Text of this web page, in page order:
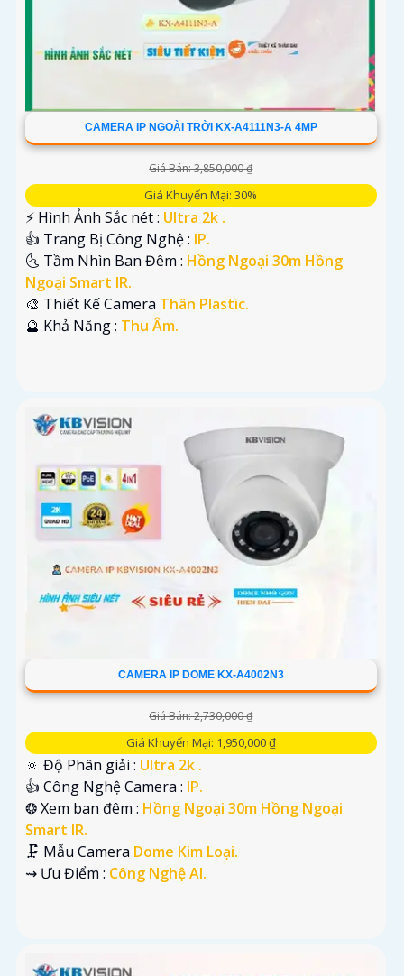
CAMERA IP NGOÀI TRỜI KX-A4111N3-A 4MP
Giá Bán: 3,850,000 ₫
Giá Khuyến Mại: 30%
️⚡ Hình Ảnh Sắc nét : Ultra 2k .
👍 Trang Bị Công Nghệ : IP.
🌜 Tầm Nhìn Ban Đêm : Hồng Ngoại 30m Hồng
Ngoại Smart IR.
🎨 Thiết Kế Camera Thân Plastic.
️🔮 Khả Năng : Thu Âm.
CAMERA IP DOME KX-A4002N3
Giá Bán: 2,730,000 ₫
Giá Khuyến Mại: 1,950,000 ₫
🔅 Độ Phân giải : Ultra 2k .
👍 Công Nghệ Camera : IP.
❂ Xem ban đêm : Hồng Ngoại 30m Hồng Ngoại
Smart IR.
🗜️ Mẫu Camera Dome Kim Loại.
️⇝ Ưu Điểm : Công Nghệ AI.